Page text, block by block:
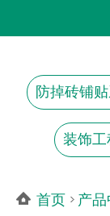
防掉砖铺
装饰工
首页 产